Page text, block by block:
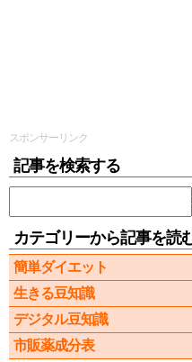
スポンサーリンク
記事を検索する
カテゴリーから記事を読
簡単ダイエット
生きる豆知識
デジタル豆知識
市販薬成分表